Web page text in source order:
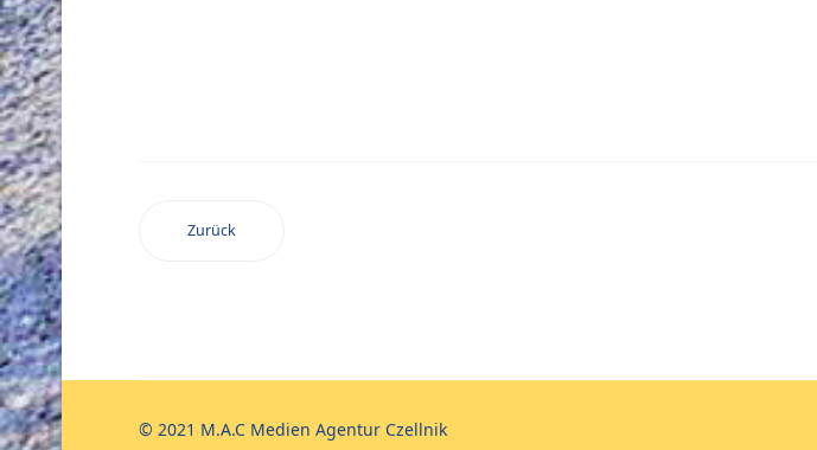
Zurück
© 2021 M.A.C Medien Agentur Czellnik